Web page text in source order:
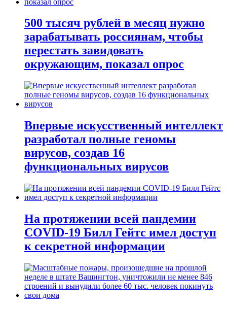
500 тысяч рублей в месяц нужно
зарабатывать россиянам, чтобы
перестать завидовать
окружающим, показал опрос
Впервые искусственный интеллект
разработал полные геномы
вирусов, создав 16
функциональных вирусов
На протяжении всей пандемии
COVID-19 Билл Гейтс имел доступ
к секретной информации